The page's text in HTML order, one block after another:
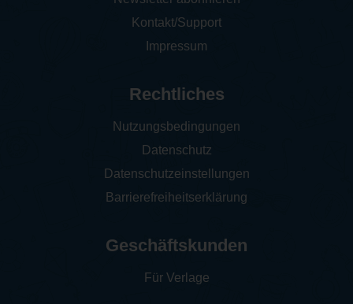
Kontakt/Support
Impressum
Rechtliches
Nutzungsbedingungen
Datenschutz
Datenschutzeinstellungen
Barrierefreiheitserklärung
Geschäftskunden
Für Verlage